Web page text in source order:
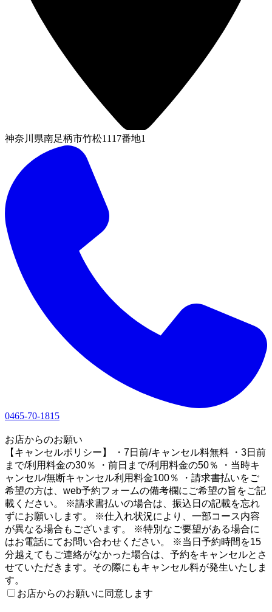
神奈川県南足柄市竹松1117番地1
0465-70-1815
お店からのお願い
【キャンセルポリシー】 ・7日前/キャンセル料無料 ・3日前
まで/利用料金の30％ ・前日まで/利用料金の50％ ・当時キ
ャンセル/無断キャンセル利用料金100％ ・請求書払いをご
希望の方は、web予約フォームの備考欄にご希望の旨をご記
載ください。 ※請求書払いの場合は、振込日の記載を忘れ
ずにお願いします。 ※仕入れ状況により、一部コース内容
が異なる場合もございます。 ※特別なご要望がある場合に
はお電話にてお問い合わせください。 ※当日予約時間を15
分越えてもご連絡がなかった場合は、予約をキャンセルとさ
せていただきます。その際にもキャンセル料が発生いたしま
す。
お店からのお願いに同意します